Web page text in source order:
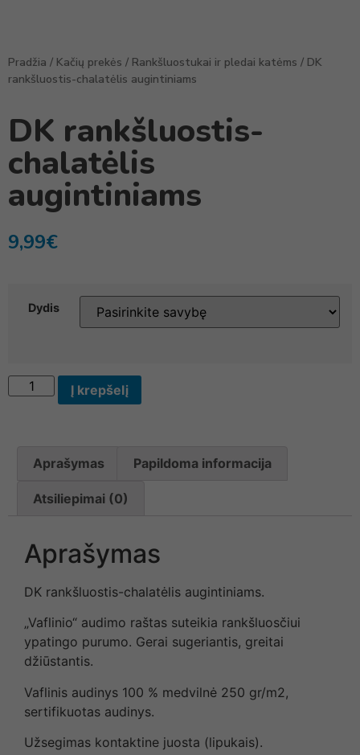
Pradžia / Kačių prekės / Rankšluostukai ir pledai katėms / DK
rankšluostis-chalatėlis augintiniams
DK rankšluostis-
chalatėlis
augintiniams
9,99€
Dydis
Į krepšelį
Aprašymas Papildoma informacija
Atsiliepimai (0)
Aprašymas
DK rankšluostis-chalatėlis augintiniams.
„Vaflinio“ audimo raštas suteikia rankšluosčiui
ypatingo purumo. Gerai sugeriantis, greitai
džiūstantis.
Vaflinis audinys 100 % medvilnė 250 gr/m2,
sertifikuotas audinys.
Užsegimas kontaktine juosta (lipukais).